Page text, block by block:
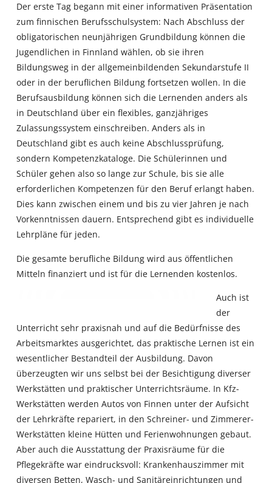
Der erste Tag begann mit einer informativen Präsentation
zum finnischen Berufsschulsystem: Nach Abschluss der
obligatorischen neunjährigen Grundbildung können die
Jugendlichen in Finnland wählen, ob sie ihren
Bildungsweg in der allgemeinbildenden Sekundarstufe II
oder in der beruflichen Bildung fortsetzen wollen. In die
Berufsausbildung können sich die Lernenden anders als
in Deutschland über ein flexibles, ganzjähriges
Zulassungssystem einschreiben. Anders als in
Deutschland gibt es auch keine Abschlussprüfung,
sondern Kompetenzkataloge. Die Schülerinnen und
Schüler gehen also so lange zur Schule, bis sie alle
erforderlichen Kompetenzen für den Beruf erlangt haben.
Dies kann zwischen einem und bis zu vier Jahren je nach
Vorkenntnissen dauern. Entsprechend gibt es individuelle
Lehrpläne für jeden.
Die gesamte berufliche Bildung wird aus öffentlichen
Mitteln finanziert und ist für die Lernenden kostenlos.
Auch ist
der
Unterricht sehr praxisnah und auf die Bedürfnisse des
Arbeitsmarktes ausgerichtet, das praktische Lernen ist ein
wesentlicher Bestandteil der Ausbildung. Davon
überzeugten wir uns selbst bei der Besichtigung diverser
Werkstätten und praktischer Unterrichtsräume. In Kfz-
Werkstätten werden Autos von Finnen unter der Aufsicht
der Lehrkräfte repariert, in den Schreiner- und Zimmerer-
Werkstätten kleine Hütten und Ferienwohnungen gebaut.
Aber auch die Ausstattung der Praxisräume für die
Pflegekräfte war eindrucksvoll: Krankenhauszimmer mit
diversen Betten, Wasch- und Sanitäreinrichtungen und